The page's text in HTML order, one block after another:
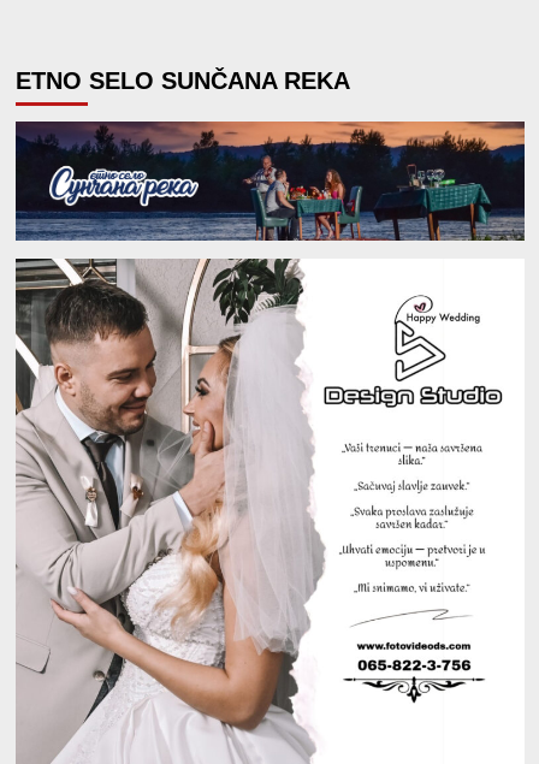
ETNO SELO SUNČANA REKA